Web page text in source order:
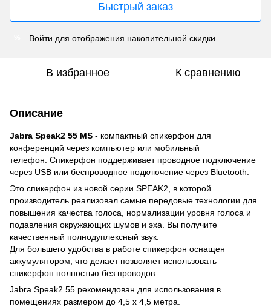
Быстрый заказ
Войти для отображения накопительной скидки
В избранное К сравнению
Описание
Jabra Speak2 55 MS - компактный спикерфон для
конференций через компьютер или мобильный
телефон. Спикерфон поддерживает проводное подключение
через USB или беспроводное подключение через Bluetooth.
Это спикерфон из новой серии SPEAK2, в которой
производитель реализовал самые передовые технологии для
повышения качества голоса, нормализации уровня голоса и
подавления окружающих шумов и эха. Вы получите
качественный полнодуплексный звук.
Для большего удобства в работе спикерфон оснащен
аккумулятором, что делает позволяет использовать
спикерфон полностью без проводов.
Jabra Speak2 55 рекомендован для использования в
помещениях размером до 4,5 х 4,5 метра.